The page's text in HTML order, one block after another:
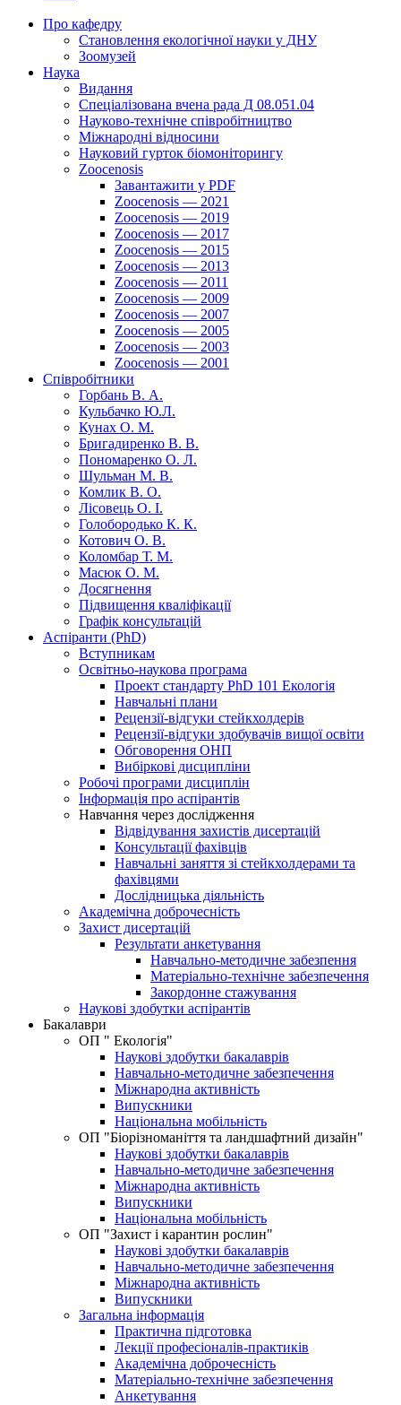
Про кафедру
Cтановлення екологічної науки у ДНУ
Зоомузей
Наука
Видання
Спеціалізована вчена рада Д 08.051.04
Науково-технічне співробітництво
Міжнародні відносини
Науковий гурток біомоніторингу
Zoocenosis
Завантажити у PDF
Zoocenosis — 2021
Zoocenosis — 2019
Zoocenosis — 2017
Zoocenosis — 2015
Zoocenosis — 2013
Zoocenosis — 2011
Zoocenosis — 2009
Zoocenosis — 2007
Zoocenosis — 2005
Zoocenosis — 2003
Zoocenosis — 2001
Співробітники
Горбань В. А.
Кульбачко Ю.Л.
Кунах О. М.
Бригадиренко В. В.
Пономаренко О. Л.
Шульман М. В.
Комлик В. О.
Лісовець О. І.
Голобородько К. К.
Котович О. В.
Коломбар Т. М.
Масюк О. М.
Досягнення
Підвищення кваліфікації
Графік консультацій
Аспіранти (PhD)
Вступникам
Освітньо-наукова програма
Проект стандарту PhD 101 Екологія
Навчальні плани
Рецензії-відгуки стейкхолдерів
Рецензії-відгуки здобувачів вищої освіти
Обговорення ОНП
Вибіркові дисципліни
Робочі програми дисциплін
Інформація про аспірантів
Навчання через дослідження
Відвідування захистів дисертацій
Консультації фахівців
Навчальні заняття зі стейкхолдерами та
фахівцями
Дослідницька діяльність
Академічна доброчесність
Захист дисертацій
Результати анкетування
Навчально-методичне забезпення
Матеріально-технічне забезпечення
Закордонне стажування
Наукові здобутки аспірантів
Бакалаври
ОП " Екологія"
Наукові здобутки бакалаврів
Навчально-методичне забезпечення
Міжнародна активність
Випускники
Національна мобільність
ОП "Біорізноманіття та ландшафтний дизайн"
Наукові здобутки бакалаврів
Навчально-методичне забезпечення
Міжнародна активність
Випускники
Національна мобільність
OП "Захист і карантин рослин"
Наукові здобутки бакалаврів
Навчально-методичне забезпечення
Міжнародна активність
Випускники
Загальна інформація
Практична підготовка
Лекції професіоналів-практиків
Академічна доброчесність
Матеріально-технічне забезпечення
Анкетування